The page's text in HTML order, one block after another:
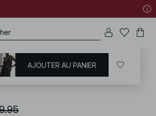
d'été AJOUTER AU PANIER